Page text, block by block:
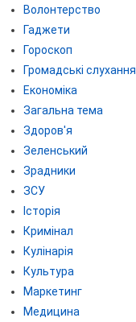
Волонтерство
Гаджети
Гороскоп
Громадські слухання
Економіка
Загальна тема
Здоров'я
Зеленський
Зрадники
ЗСУ
Історія
Кримінал
Кулінарія
Культура
Маркетинг
Медицина